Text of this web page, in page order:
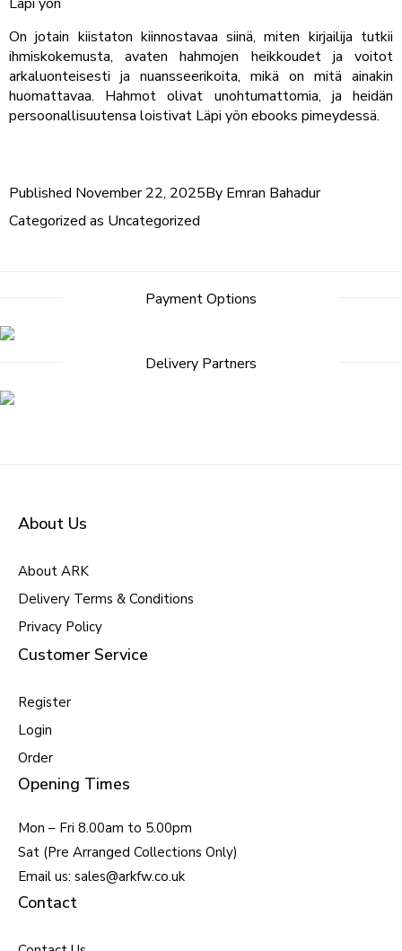
On jotain kiistaton kiinnostavaa siinä, miten kirjailija tutkii
ihmiskokemusta, avaten hahmojen heikkoudet ja voitot
arkaluonteisesti ja nuansseerikoita, mikä on mitä ainakin
huomattavaa. Hahmot olivat unohtumattomia, ja heidän
persoonallisuutensa loistivat Läpi yön ebooks pimeydessä.
Published November 22, 2025By Emran Bahadur
Categorized as Uncategorized
Payment Options
Delivery Partners
About Us
About ARK
Delivery Terms & Conditions
Privacy Policy
Customer Service
Register
Login
Order
Opening Times
Mon – Fri 8.00am to 5.00pm
Sat (Pre Arranged Collections Only)
Email us: sales@arkfw.co.uk
Contact